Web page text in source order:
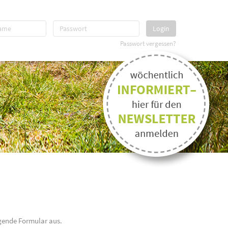
Login
Passwort vergessen?
Formular aus.